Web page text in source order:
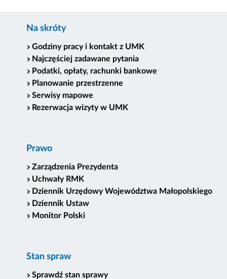
Na skróty
Godziny pracy i kontakt z UMK
Najczęściej zadawane pytania
Podatki, opłaty, rachunki bankowe
Planowanie przestrzenne
Serwisy mapowe
Rezerwacja wizyty w UMK
Prawo
Zarządzenia Prezydenta
Uchwały RMK
Dziennik Urzędowy Województwa Małopolskiego
Dziennik Ustaw
Monitor Polski
Stan spraw
Sprawdź stan sprawy